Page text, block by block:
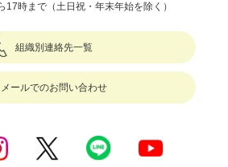
17時まで（土日祝・年末年始を除く）
組織別連絡先一覧
メールでのお問い合わせ